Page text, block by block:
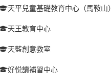
天平兒童基礎教育中心（馬鞍山）
天王教育中心
天藍創意教室
好悦讀補習中心